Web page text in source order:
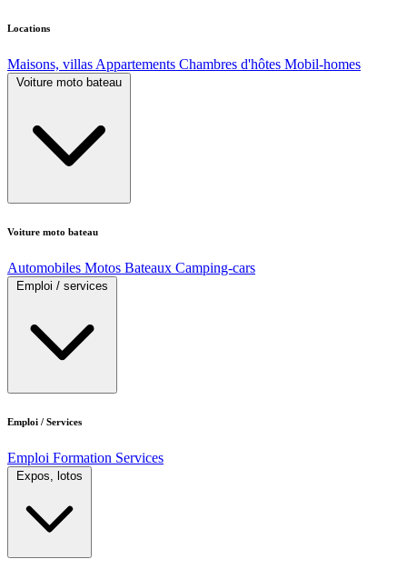
Locations
Maisons, villas Appartements Chambres d'hôtes Mobil-homes
Voiture moto bateau
Voiture moto bateau
Automobiles Motos Bateaux Camping-cars
Emploi / services
Emploi / Services
Emploi Formation Services
Expos, lotos